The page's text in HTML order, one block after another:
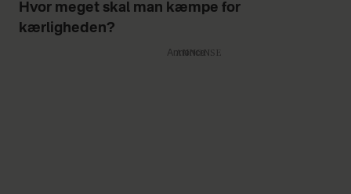
Hvor meget skal man kæmpe for
kærligheden?
Annonce